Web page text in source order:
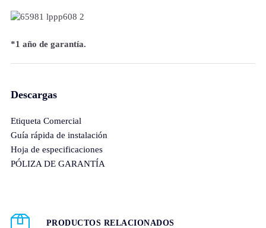
*1 año de garantía.
Descargas
Etiqueta Comercial
Guía rápida de instalación
Hoja de especificaciones
PÓLIZA DE GARANTÍA
PRODUCTOS RELACIONADOS